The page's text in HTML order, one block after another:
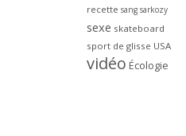
recette sang sarkozy
sexe skateboard
sport de glisse USA
vidéo Écologie